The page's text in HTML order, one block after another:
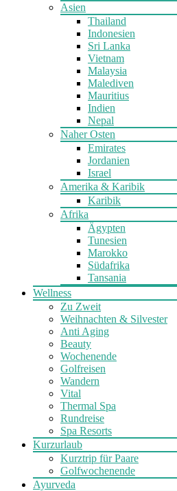
Asien
Thailand
Indonesien
Sri Lanka
Vietnam
Malaysia
Malediven
Mauritius
Indien
Nepal
Naher Osten
Emirates
Jordanien
Israel
Amerika & Karibik
Karibik
Afrika
Ägypten
Tunesien
Marokko
Südafrika
Tansania
Wellness
Zu Zweit
Weihnachten & Silvester
Anti Aging
Beauty
Wochenende
Golfreisen
Wandern
Vital
Thermal Spa
Rundreise
Spa Resorts
Kurzurlaub
Kurztrip für Paare
Golfwochenende
Ayurveda